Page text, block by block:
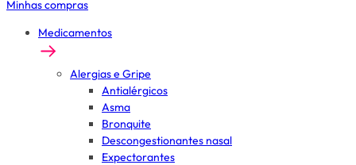
Minhas compras
Medicamentos
Alergias e Gripe
Antialérgicos
Asma
Bronquite
Descongestionantes nasal
Expectorantes